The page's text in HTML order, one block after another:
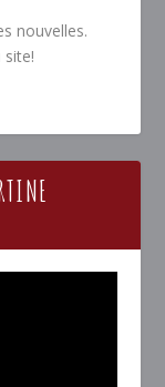
nouvelles.
site!